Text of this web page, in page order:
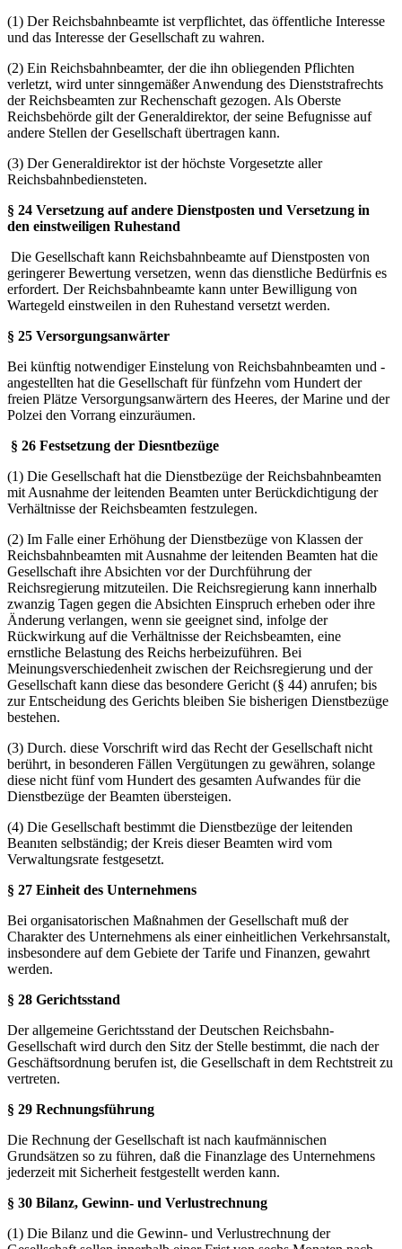
(1) Der Reichsbahnbeamte ist verpflichtet, das öffentliche Interesse
und das Interesse der Gesellschaft zu wahren.
(2) Ein Reichsbahnbeamter, der die ihn obliegenden Pflichten
verletzt, wird unter sinngemäßer Anwendung des Dienststrafrechts
der Reichsbeamten zur Rechenschaft gezogen. Als Oberste
Reichsbehörde gilt der Generaldirektor, der seine Befugnisse auf
andere Stellen der Gesellschaft übertragen kann.
(3) Der Generaldirektor ist der höchste Vorgesetzte aller
Reichsbahnbediensteten.
§ 24 Versetzung auf andere Dienstposten und Versetzung in
den einstweiligen Ruhestand
Die Gesellschaft kann Reichsbahnbeamte auf Dienstposten von
geringerer Bewertung versetzen, wenn das dienstliche Bedürfnis es
erfordert. Der Reichsbahnbeamte kann unter Bewilligung von
Wartegeld einstweilen in den Ruhestand versetzt werden.
§ 25 Versorgungsanwärter
Bei künftig notwendiger Einstelung von Reichsbahnbeamten und -
angestellten hat die Gesellschaft für fünfzehn vom Hundert der
freien Plätze Versorgungsanwärtern des Heeres, der Marine und der
Polzei den Vorrang einzuräumen.
§ 26 Festsetzung der Diesntbezüge
(1) Die Gesellschaft hat die Dienstbezüge der Reichsbahnbeamten
mit Ausnahme der leitenden Beamten unter Berückdichtigung der
Verhältnisse der Reichsbeamten festzulegen.
(2) Im Falle einer Erhöhung der Dienstbezüge von Klassen der
Reichsbahnbeamten mit Ausnahme der leitenden Beamten hat die
Gesellschaft ihre Absichten vor der Durchführung der
Reichsregierung mitzuteilen. Die Reichsregierung kann innerhalb
zwanzig Tagen gegen die Absichten Einspruch erheben oder ihre
Änderung verlangen, wenn sie geeignet sind, infolge der
Rückwirkung auf die Verhältnisse der Reichsbeamten, eine
ernstliche Belastung des Reichs herbeizuführen. Bei
Meinungsverschiedenheit zwischen der Reichsregierung und der
Gesellschaft kann diese das besondere Gericht (§ 44) anrufen; bis
zur Entscheidung des Gerichts bleiben Sie bisherigen Dienstbezüge
bestehen.
(3) Durch. diese Vorschrift wird das Recht der Gesellschaft nicht
berührt, in besonderen Fällen Vergütungen zu gewähren, solange
diese nicht fünf vom Hundert des gesamten Aufwandes für die
Dienstbezüge der Beamten übersteigen.
(4) Die Gesellschaft bestimmt die Dienstbezüge der leitenden
Beanıten selbständig; der Kreis dieser Beamten wird vom
Verwaltungsrate festgesetzt.
§ 27 Einheit des Unternehmens
Bei organisatorischen Maßnahmen der Gesellschaft muß der
Charakter des Unternehmens als einer einheitlichen Verkehrsanstalt,
insbesondere auf dem Gebiete der Tarife und Finanzen, gewahrt
werden.
§ 28 Gerichtsstand
Der allgemeine Gerichtsstand der Deutschen Reichsbahn-
Gesellschaft wird durch den Sitz der Stelle bestimmt, die nach der
Geschäftsordnung berufen ist, die Gesellschaft in dem Rechtstreit zu
vertreten.
§ 29 Rechnungsführung
Die Rechnung der Gesellschaft ist nach kaufmännischen
Grundsätzen so zu führen, daß die Finanzlage des Unternehmens
jederzeit mit Sicherheit festgestellt werden kann.
§ 30 Bilanz, Gewinn- und Verlustrechnung
(1) Die Bilanz und die Gewinn- und Verlustrechnung der